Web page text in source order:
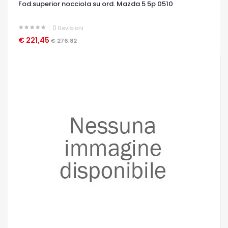
Fod.superior nocciola su ord. Mazda 5 5p 0510
0 Revisioni
€ 221,45 € 276,82
OCCHIATA VELOCE